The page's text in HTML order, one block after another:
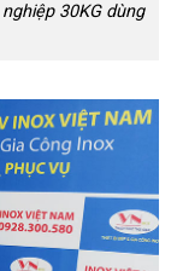
30KG dùng